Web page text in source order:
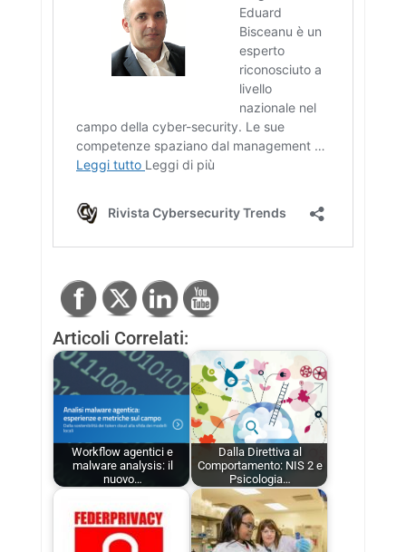
Articoli Correlati:
Workflow agentici e
malware analysis: il
nuovo…
Dalla Direttiva al
Comportamento: NIS 2 e
Psicologia…